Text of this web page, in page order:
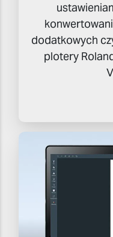
dodatkowych
plotery